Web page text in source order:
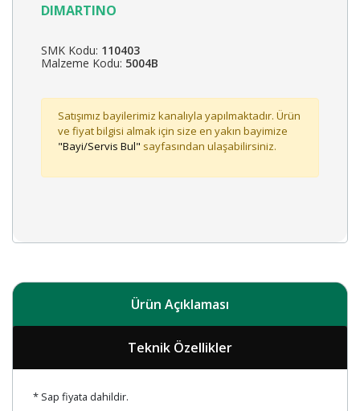
DIMARTINO
SMK Kodu: 110403
Malzeme Kodu: 5004B
Satışımız bayilerimiz kanalıyla yapılmaktadır. Ürün
ve fiyat bilgisi almak için size en yakın bayimize
"Bayi/Servis Bul" sayfasından ulaşabilirsiniz.
Ürün Açıklaması
Teknik Özellikler
* Sap fiyata dahildir.